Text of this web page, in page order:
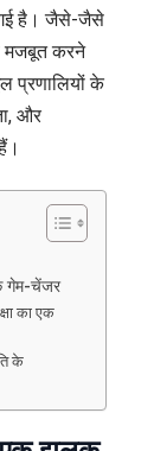
वैश्विक
मजबूती
गई है। जैसे-जैसे
मजबूत करने
प्रणालियों के
और
गेम-चेंजर
का एक
के